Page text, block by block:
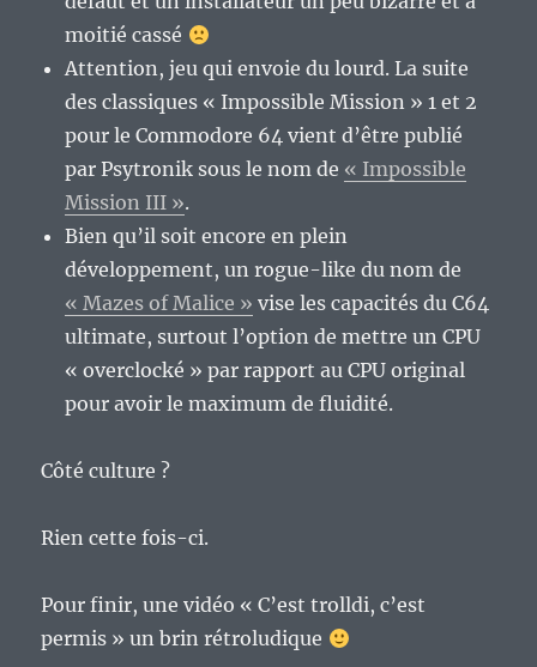
moitié cassé
Attention, jeu qui envoie du lourd. La suite
des classiques « Impossible Mission » 1 et 2
pour le Commodore 64 vient d’être publié
par Psytronik sous le nom de « Impossible
Mission III ».
Bien qu’il soit encore en plein
développement, un rogue-like du nom de
« Mazes of Malice » vise les capacités du C64
ultimate, surtout l’option de mettre un CPU
« overclocké » par rapport au CPU original
pour avoir le maximum de fluidité.
Côté culture ?
Rien cette fois-ci.
Pour finir, une vidéo « C’est trolldi, c’est
permis » un brin rétroludique